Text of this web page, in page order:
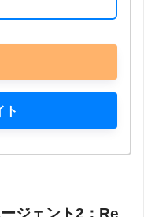
ト
ジェント2：Re